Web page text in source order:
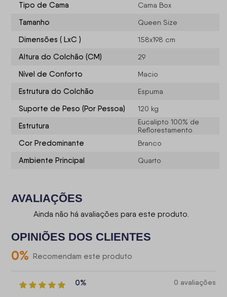
Tipo de Cama Cama Box
Tamanho Queen Size
Dimensões ( LxC ) 158x198 cm
Altura do Colchão (CM) 29
Nível de Conforto Macio
Estrutura do Colchão Espuma
Suporte de Peso (Por Pessoa) 120 kg
Estrutura
Eucalipto 100% de
Reflorestamento
Cor Predominante Branco
Ambiente Principal Quarto
AVALIAÇÕES
Ainda não há avaliações para este produto.
OPINIÕES DOS CLIENTES
0% Recomendam este produto
0% 0 avaliações